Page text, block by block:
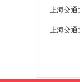
上海交通
上海交通